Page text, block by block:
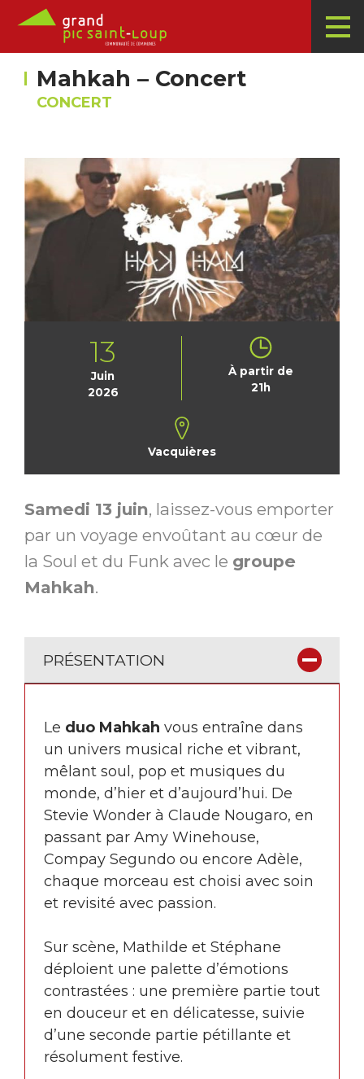
Mahkah – Concert
CONCERT
13
Juin
2026
À partir de
21h
Vacquières
Samedi 13 juin, laissez-vous emporter
par un voyage envoûtant au cœur de
la Soul et du Funk avec le groupe
Mahkah.
PRÉSENTATION
Le duo Mahkah vous entraîne dans
un univers musical riche et vibrant,
mêlant soul, pop et musiques du
monde, d’hier et d’aujourd’hui. De
Stevie Wonderà Claude Nougaro, en
passant par Amy Winehouse,
Compay Segundo ou encore Adèle,
chaque morceau est choisi avec soin
et revisité avec passion.
Sur scène, Mathilde et Stéphane
déploient une palette d’émotions
contrastées : une première partie tout
en douceur et en délicatesse, suivie
d’une seconde partie pétillante et
résolument festive.